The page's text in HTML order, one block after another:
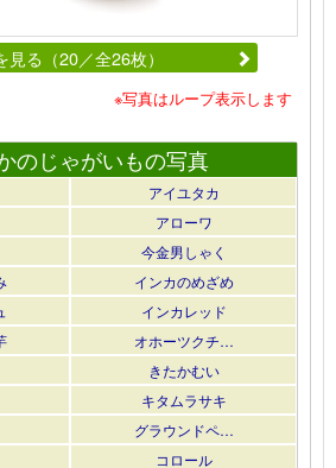
見る（20／全26枚）
※写真はループ表示します
のじゃがいもの写真
アイユタカ
アローワ
今金男しゃく
インカのめざめ
インカレッド
オホーツクチ…
きたかむい
キタムラサキ
グラウンドペ…
コロール